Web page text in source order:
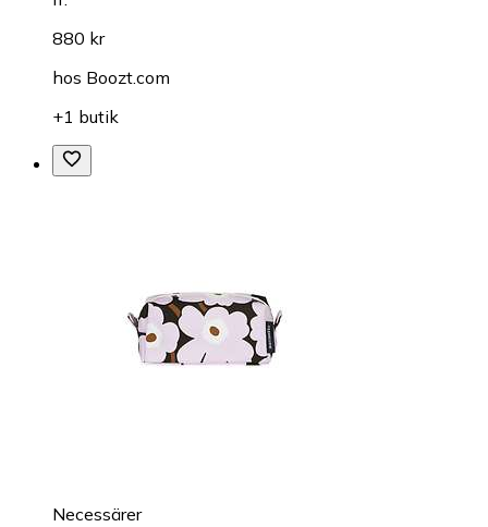
880 kr
hos Boozt.com
+1 butik
Necessärer